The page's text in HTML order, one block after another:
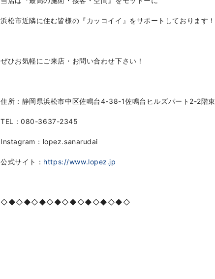
浜松市近隣に住む皆様の『カッコイイ』をサポートしております！
ぜひお気軽にご来店・お問い合わせ下さい！
住所：静岡県浜松市中区佐鳴台4-38-1佐鳴台ヒルズパート2-2階東
TEL：080-3637-2345
Instagram：lopez.sanarudai
公式サイト： https://www.lopez.jp
◇◆◇◆◇◆◇◆◇◆◇◆◇◆◇◆◇